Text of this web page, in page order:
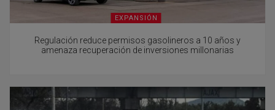
EXPANSIÓN
Regulación reduce permisos gasolineros a 10 años y
amenaza recuperación de inversiones millonarias